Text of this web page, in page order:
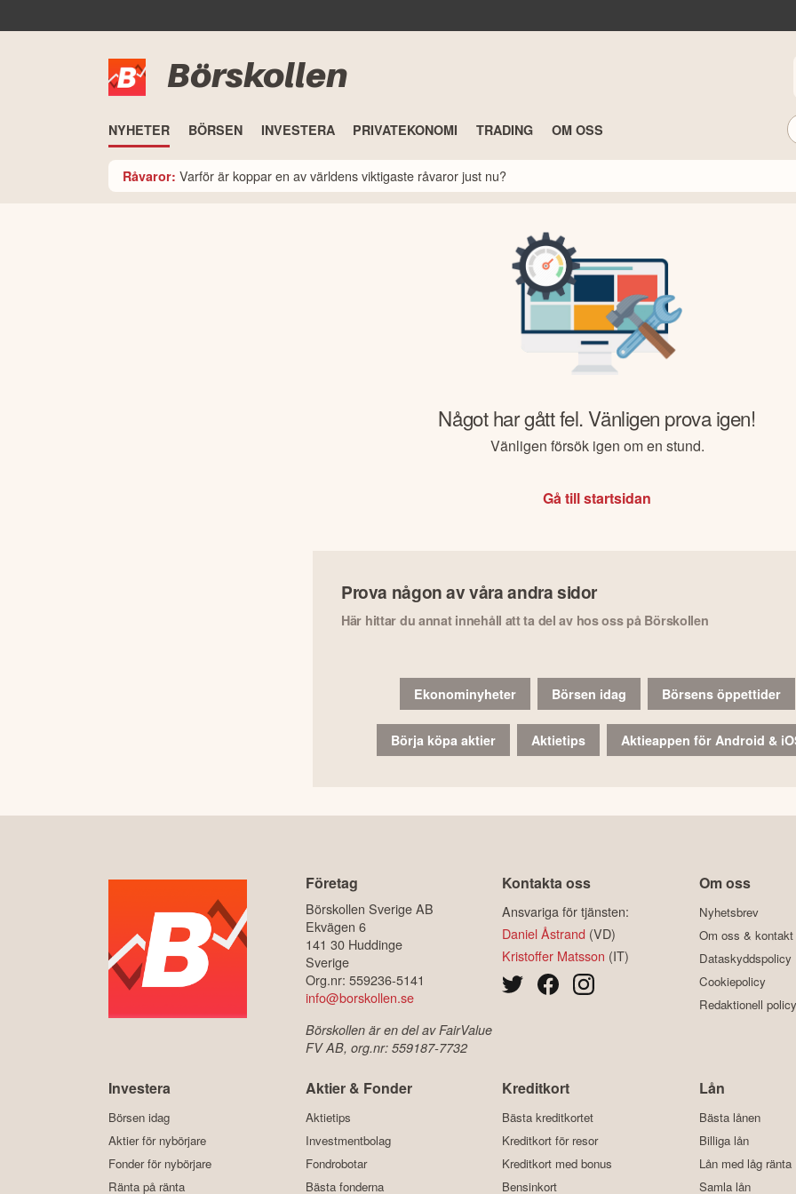
Börskollen
NYHETER BÖRSEN INVESTERA PRIVATEKONOMI TRADING OM OSS
Råvaror: Varför är koppar en av världens viktigaste råvaror just nu?
Något har gått fel. Vänligen prova igen!
Vänligen försök igen om en stund.
Gå till startsidan
Prova någon av våra andra sidor
Här hittar du annat innehåll att ta del av hos oss på Börskollen
Ekonominyheter Börsen idag Börsens öppettider
Börja köpa aktier Aktietips Aktieappen för Android &
Företag
Börskollen Sverige AB
Ekvägen 6
141 30 Huddinge
Sverige
Org.nr: 559236-5141
info@borskollen.se
Börskollen är en del av FairValue
FV AB, org.nr: 559187-7732
Kontakta oss
Ansvariga för tjänsten:
Daniel Åstrand (VD)
Kristoffer Matsson (IT)
Om oss
Nyhetsbrev
Om oss & kontakt
Dataskyddspolicy
Cookiepolicy
Redaktionell policy
Investera
Börsen idag
Aktier för nybörjare
Fonder för nybörjare
Ränta på ränta
Aktier & Fonder
Aktietips
Investmentbolag
Fondrobotar
Bästa fonderna
Kreditkort
Bästa kreditkortet
Kreditkort för resor
Kreditkort med bonus
Bensinkort
Lån
Bästa lånen
Billiga lån
Lån med låg ränta
Samla lån